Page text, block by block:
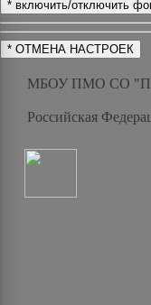
МБОУ ПМО СО
Российская